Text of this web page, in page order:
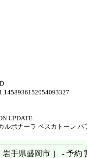
UPDATE
ルボナーラ ペスカトーレ パ
岩手県盛岡市 ］ - 予約